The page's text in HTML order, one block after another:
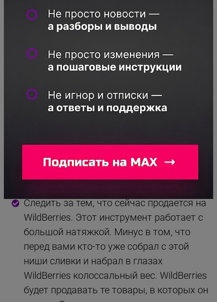
минимум на год. Крайне велик шанс, что
вы раньше других увидите направление,
Сделать товар лучше или дешевле. Вы
но сделать его дешевле, например,
запустив его производство в какой-то
перспективные тренды использовать в
своих целях.
Следить за тем, что сейчас продается на
WildBerries. Этот инструмент работает с
большой натяжкой. Минус в том, что
перед вами кто-то уже собрал с этой
ниши сливки и набрал в глазах
WildBerries колоссальный вес. WildBerries
будет продавать те товары, в которых он